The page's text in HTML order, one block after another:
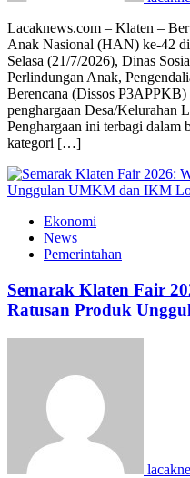
Lacaknews.com – Klaten –
Anak Nasional (HAN) ke-42
Selasa (21/7/2026), Dinas
Perlindungan Anak,
Berencana (Dissos
penghargaan Desa/Kelurahan
Penghargaan ini terbagi dalam
kategori […]
Ekonomi
News
Pemerintahan
Semarak Klaten Fair
Ratusan Produk